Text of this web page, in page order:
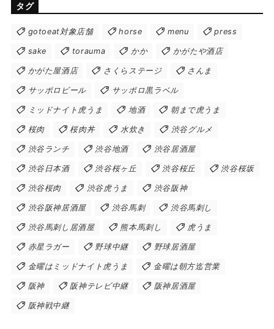
タグ
gotoeat対象店舗 horse menu press
sake torauma かか かがたや酒店
かがた屋酒店 さくらステージ さんま
サッポロビール サッポロ黒ラベル
ミッドナイト虎うま 地酒 朝まで虎うま
桜肉 桜肉丼 水炊き 渋谷グルメ
渋谷ランチ 渋谷地酒 渋谷居酒屋
渋谷日本酒 渋谷桜ヶ丘 渋谷桜丘 渋谷桜坂
渋谷桜肉 渋谷虎うま 渋谷阪神
渋谷阪神居酒屋 渋谷馬刺 渋谷馬刺し
渋谷馬刺し居酒屋 熊本馬刺し 虎うま
赤星ラガー 野球中継 野球居酒屋
金曜はミッドナイト虎うま 金曜は朝方迄営業
阪神 阪神テレビ中継 阪神居酒屋
阪神戦中継